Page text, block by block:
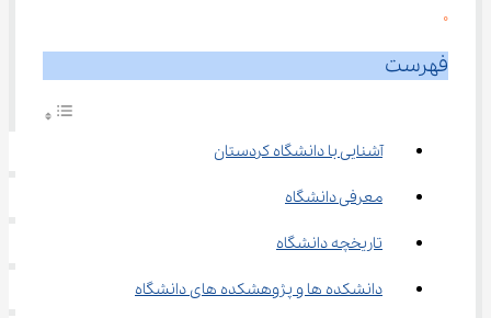
0
فهرست
آشنایی با دانشگاه کردستان
معرفی دانشگاه
تاریخچه دانشگاه
دانشکده ها و پژوهشکده های دانشگاه